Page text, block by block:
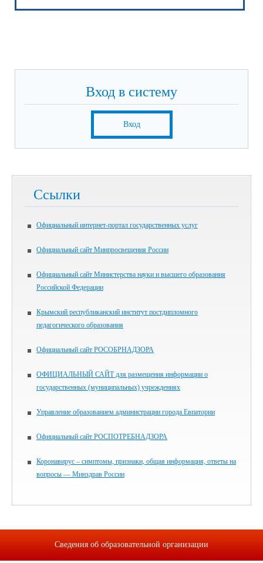
Вход в систему
Вход
Ссылки
Официальный интернет-портал государственных услуг
Официальный сайт Минпросвещения России
Официальный сайт Министерства науки и высшего образования
Российской Федерации
Крымский республиканский институт постдипломного
педагогического образования
Официальный сайт РОСОБРНАДЗОРА
ОФИЦИАЛЬНЫЙ САЙТ для размещения информации о
государственных (муниципальных) учреждениях
Управление образованием администрации города Евпатории
Официальный сайт РОСПОТРЕБНАДЗОРА
Коронавирус – симптомы, признаки, общая информация, ответы на
вопросы — Минздрав России
Сведения об образовательной организации